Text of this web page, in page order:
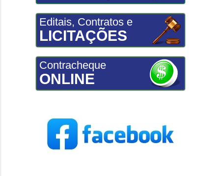
Editais, Contratos e
LICITAÇÕES
Contracheque
ONLINE